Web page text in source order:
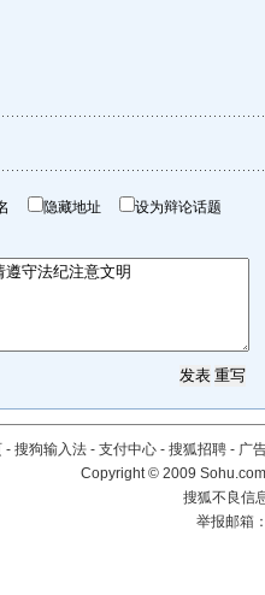
隐藏地址 设为辩论话题
- 搜狗输入法 - 支付中心 - 搜狐招聘 - 广
Copyright © 2009
搜狐不良信
举报邮箱